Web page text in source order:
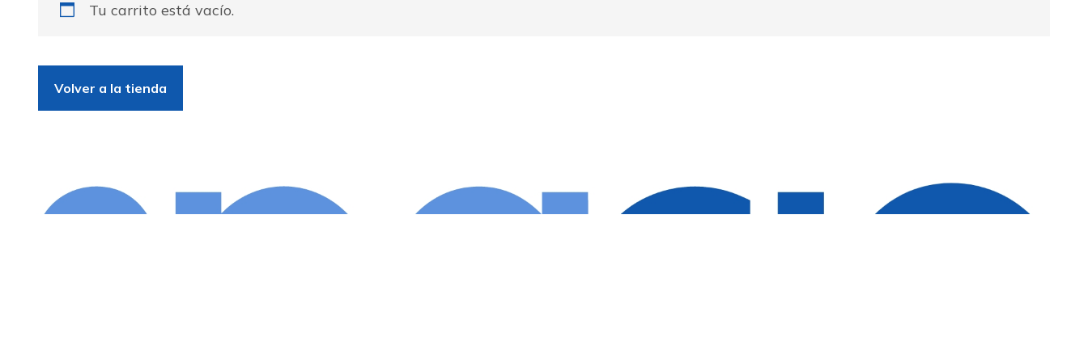
Tu carrito está vacío.
Volver a la tienda